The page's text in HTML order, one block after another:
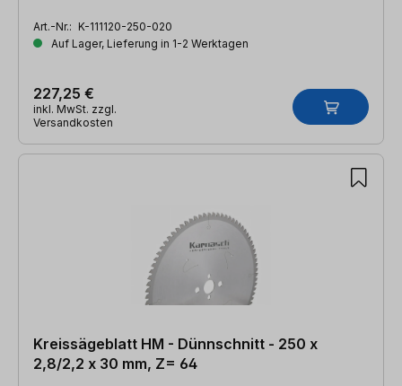
Art.-Nr.: K-111120-250-020
Auf Lager, Lieferung in 1-2 Werktagen
227,25 €
inkl. MwSt. zzgl.
Versandkosten
Kreissägeblatt HM - Dünnschnitt - 250 x
2,8/2,2 x 30 mm, Z= 64